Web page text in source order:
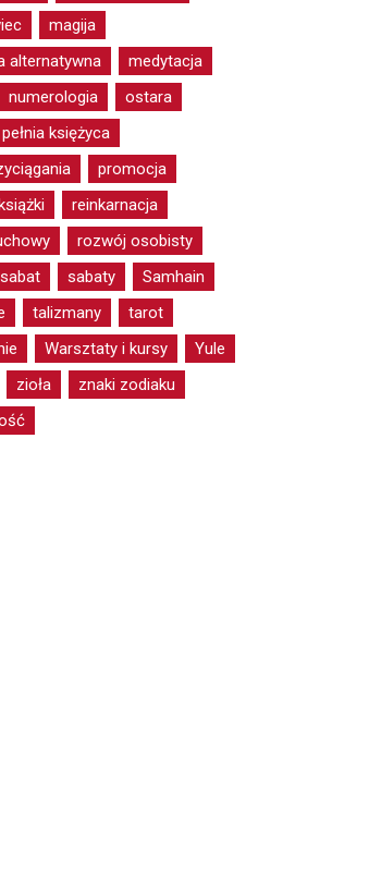
magija
alternatywna
medytacja
numerologia
ostara
pełnia księżyca
promocja
reinkarnacja
rozwój osobisty
sabat sabaty
Samhain
talizmany
tarot
Warsztaty i kursy
Yule
zioła
znaki zodiaku